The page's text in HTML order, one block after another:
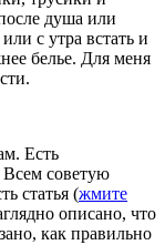
душа или
с утра встать и
белье. Для меня
Есть
Всем советую
статья (жмите
описано, что
как правильно